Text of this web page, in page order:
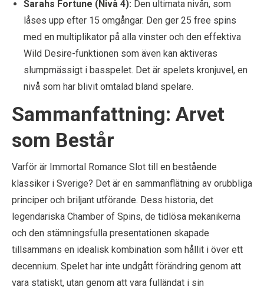
Sarahs Fortune (Nivå 4): Den ultimata nivån, som
låses upp efter 15 omgångar. Den ger 25 free spins
med en multiplikator på alla vinster och den effektiva
Wild Desire-funktionen som även kan aktiveras
slumpmässigt i basspelet. Det är spelets kronjuvel, en
nivå som har blivit omtalad bland spelare.
Sammanfattning: Arvet
som Består
Varför är Immortal Romance Slot till en bestående
klassiker i Sverige? Det är en sammanflätning av orubbliga
principer och briljant utförande. Dess historia, det
legendariska Chamber of Spins, de tidlösa mekanikerna
och den stämningsfulla presentationen skapade
tillsammans en idealisk kombination som hållit i över ett
decennium. Spelet har inte undgått förändring genom att
vara statiskt, utan genom att vara fulländat i sin